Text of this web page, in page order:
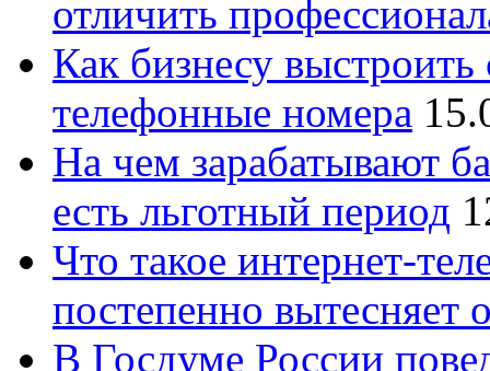
отличить
Как бизнесу
телефонные номера
На чем зарабатывают
есть льготный период
Что такое интернет-
постепенно вытесняет
В Госдуме России